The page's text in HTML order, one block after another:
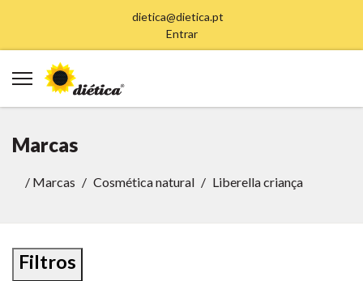
dietica@dietica.pt
Entrar
Marcas
/ Marcas Cosmética natural Liberella criança
Filtros